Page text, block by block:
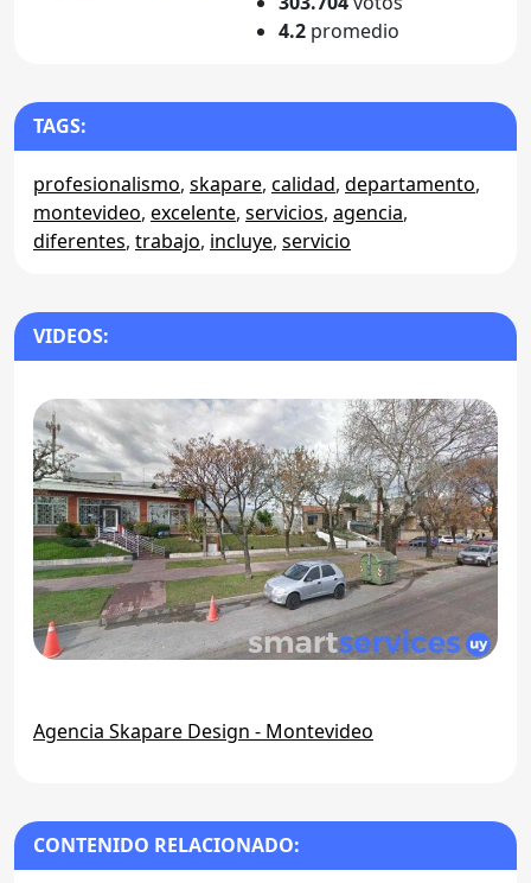
4.2 promedio
TAGS:
profesionalismo, skapare, calidad, departamento,
montevideo, excelente, servicios, agencia,
diferentes, trabajo, incluye, servicio
VIDEOS:
Agencia Skapare Design - Montevideo
CONTENIDO RELACIONADO: